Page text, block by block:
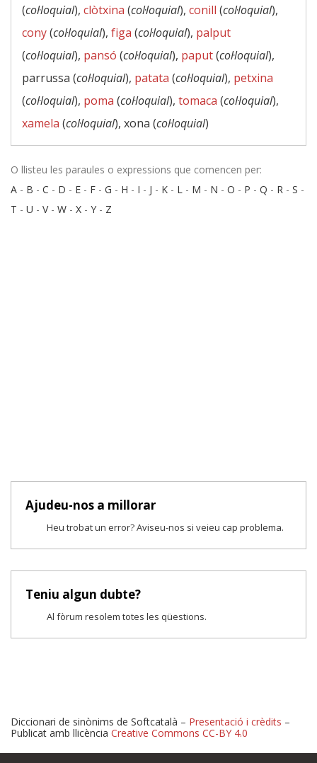
(col·loquial), clòtxina (col·loquial), conill (col·loquial),
cony(col·loquial), figa (col·loquial), palput
(col·loquial), pansó (col·loquial), paput(col·loquial),
parrussa (col·loquial), patata (col·loquial), petxina
(col·loquial), poma (col·loquial), tomaca (col·loquial),
xamela (col·loquial), xona (col·loquial)
O llisteu les paraules o expressions que comencen per:
A - B - C - D - E - F - G - H - I - J - K - L - M - N - O - P - Q - R - S -
T - U - V- W - X - Y - Z
Ajudeu-nos a millorar
Heu trobat un error? Aviseu-nos si veieu cap problema.
Teniu algun dubte?
Al fòrum resolem totes les qüestions.
Diccionari de sinònims de Softcatalà – Presentació i crèdits –
Publicat amb llicència Creative Commons CC-BY 4.0